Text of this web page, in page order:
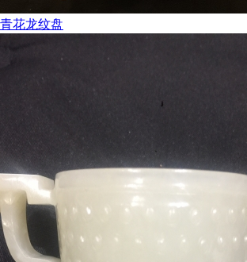
花龙纹盘